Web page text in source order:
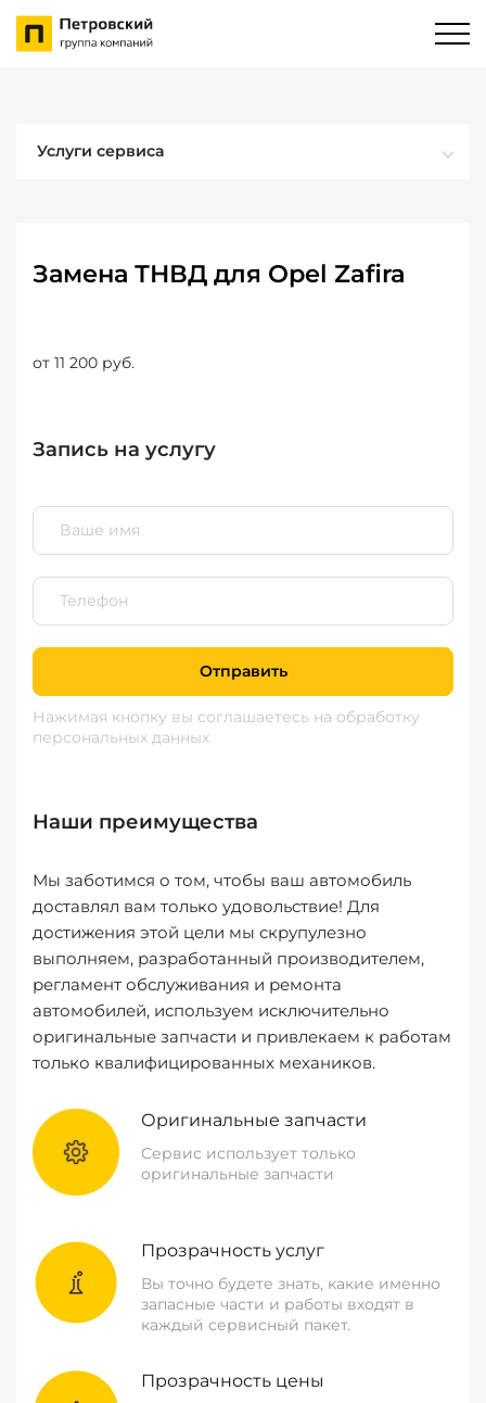
Услуги сервиса
Замена ТНВД для Opel Zafira
от 11 200 руб.
Запись на услугу
Отправить
Нажимая кнопку вы соглашаетесь на обработку
персональных данных
Наши преимущества
Мы заботимся о том, чтобы ваш автомобиль
доставлял вам только удовольствие! Для
достижения этой цели мы скрупулезно
выполняем, разработанный производителем,
регламент обслуживания и ремонта
автомобилей, используем исключительно
оригинальные запчасти и привлекаем к работам
только квалифицированных механиков.
Оригинальные запчасти
Сервис использует только
оригинальные запчасти
Прозрачность услуг
Вы точно будете знать, какие именно
запасные части и работы входят в
каждый сервисный пакет.
Прозрачность цены